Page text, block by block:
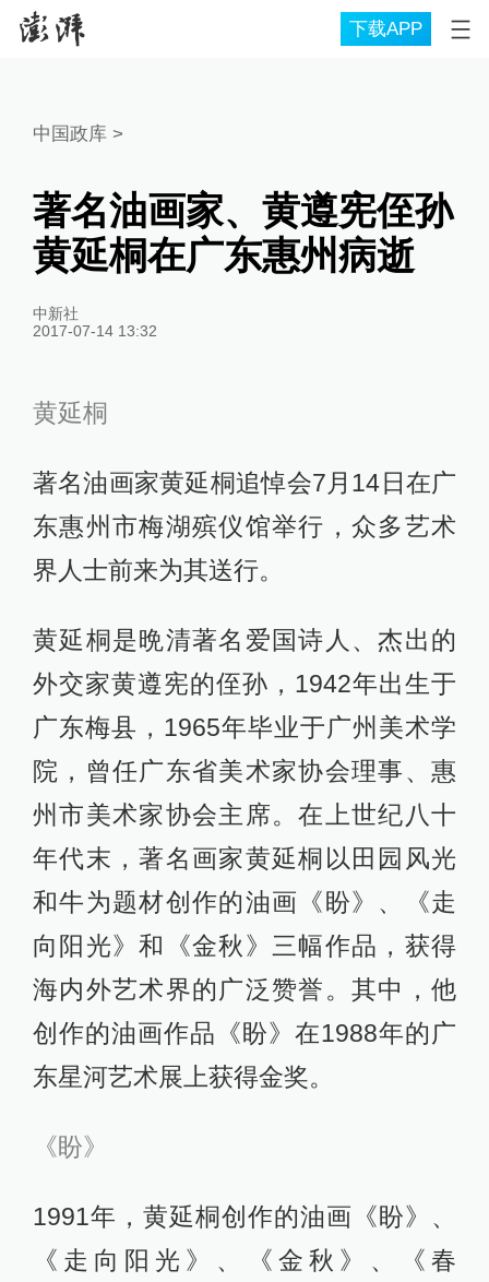
下载APP
中国政库 >
著名油画家、黄遵宪侄孙
黄延桐在广东惠州病逝
中新社
2017-07-14 13:32
黄延桐
著名油画家黄延桐追悼会7月14日在广
东惠州市梅湖殡仪馆举行，众多艺术
界人士前来为其送行。
黄延桐是晩清著名爱国诗人、杰出的
外交家黄遵宪的侄孙，1942年出生于
广东梅县，1965年毕业于广州美术学
院，曾任广东省美术家协会理事、惠
州市美术家协会主席。在上世纪八十
年代末，著名画家黄延桐以田园风光
和牛为题材创作的油画《盼》、《走
向阳光》和《金秋》三幅作品，获得
海内外艺术界的广泛赞誉。其中，他
创作的油画作品《盼》在1988年的广
东星河艺术展上获得金奖。
《盼》
1991年，黄延桐创作的油画《盼》、
《走向阳光》、《金秋》、《春